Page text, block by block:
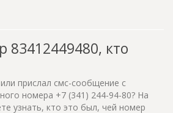
83412449480, кто
прислал смс-сообщение с
номера +7 (341) 244-94-80? На
узнать, кто это был, чей номер